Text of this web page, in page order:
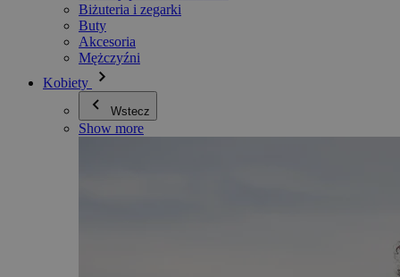
Biżuteria i zegarki
Buty
Akcesoria
Mężczyźni
Kobiety
Wstecz
Show more